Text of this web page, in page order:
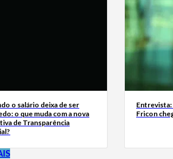
o salário deixa de ser
o que muda com a nova
de Transparência
Fricon